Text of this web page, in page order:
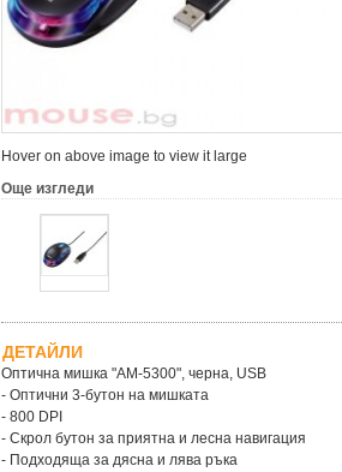
Hover on above image to view it large
Още изгледи
ДЕТАЙЛИ
Оптична мишка "АМ-5300", черна, USB
- Оптични 3-бутон на мишката
- 800 DPI
- Скрол бутон за приятна и лесна навигация
- Подходяща за дясна и лява ръка